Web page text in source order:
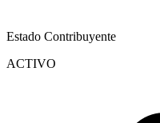
Estado Contribuyente
ACTIVO